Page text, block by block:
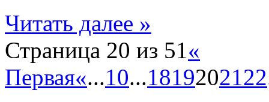
Читать далее »
Страница 20 из 51«
Первая«...10...1819202122